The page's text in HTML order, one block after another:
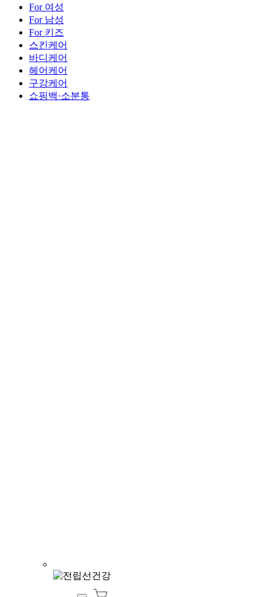
For 여성
For 남성
For 키즈
스킨케어
바디케어
헤어케어
구강케어
쇼핑백·소분통